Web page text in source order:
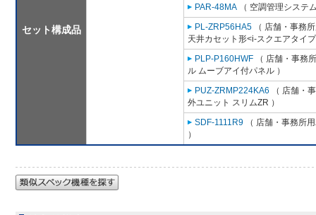
セット構成品
PAR-48MA （ 空調管理システ
PL-ZRP56HA5 （ 店舗・事務
天井カセット形<i-スクエアタイ
PLP-P160HWF （ 店舗・事務
ル ムーブアイ付パネル ）
PUZ-ZRMP224KA6 （ 店舗・
外ユニット スリムZR ）
SDF-1111R9 （ 店舗・事務所
）